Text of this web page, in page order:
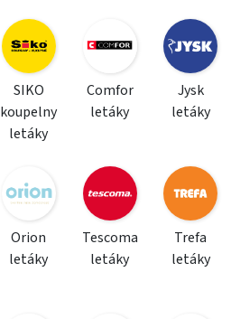
SIKO
koupelny
letáky
Comfor
letáky
Jysk
letáky
Orion
letáky
Tescoma
letáky
Trefa
letáky